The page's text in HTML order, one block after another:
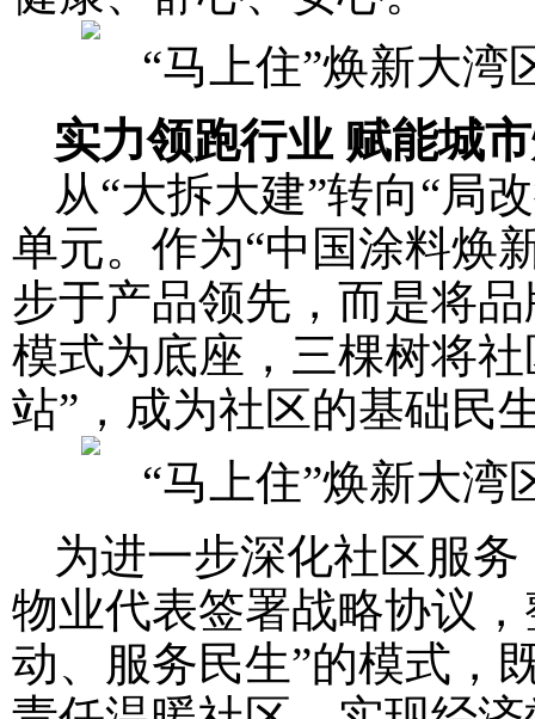
实力领跑行业 赋能城
从“大拆大建”转向“局
单元。作为“中国涂料焕
步于产品领先，而是将
模式为底座，三棵树将
站”，成为社区的基础民
为进一步深化社区服
物业代表签署战略协议
动、服务民生”的模式，